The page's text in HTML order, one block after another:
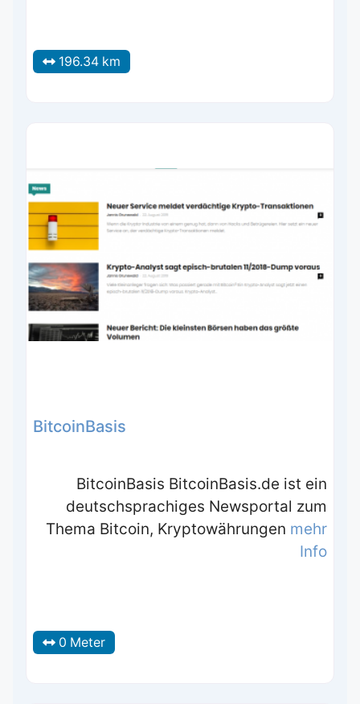
196.34 km
BitcoinBasis
BitcoinBasis BitcoinBasis.de ist ein
deutschsprachiges Newsportal zum
Thema Bitcoin, Kryptowährungen mehr
Info
0 Meter